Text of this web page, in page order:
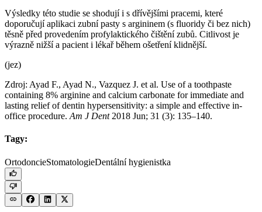
Výsledky této studie se shodují i s dřívějšími pracemi, které
doporučují aplikaci zubní pasty s argininem (s fluoridy či bez nich)
těsně před provedením profylaktického čištění zubů. Citlivost je
výrazně nižší a pacient i lékař během ošetření klidnější.
(jez)
Zdroj: Ayad F., Ayad N., Vazquez J. et al. Use of a toothpaste
containing 8% arginine and calcium carbonate for immediate and
lasting relief of dentin hypersensitivity: a simple and effective in-
office procedure. Am J Dent2018 Jun; 31 (3): 135–140.
Tagy:
OrtodoncieStomatologieDentální hygienistka